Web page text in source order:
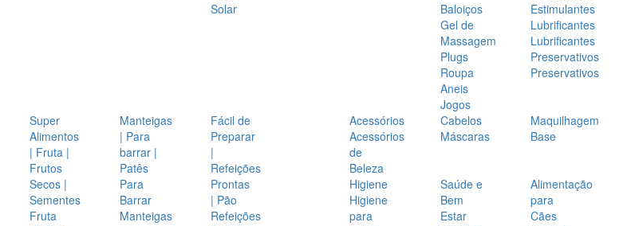
Solar
Baloiços
Gel de
Massagem
Plugs
Roupa
Aneis
Jogos
Estimulantes
Lubrificantes
Lubrificantes
Preservativos
Preservativos
Super
Alimentos
| Fruta |
Frutos
Secos |
Sementes
Fruta
Manteigas
| Para
barrar |
Patês
Para
Barrar
Manteigas
Fácil de
Preparar
|
Refeições
Prontas
| Pão
Refeições
Acessórios
Acessórios
de
Beleza
Cabelos
Máscaras
Maquilhagem
Base
Higiene
Higiene
para
Saúde e
Bem
Estar
Alimentação
para
Cães